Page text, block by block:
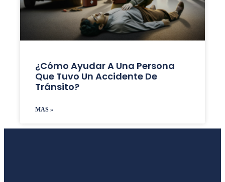
¿Cómo Ayudar A Una Persona
Que Tuvo Un Accidente De
Tránsito?
MAS »